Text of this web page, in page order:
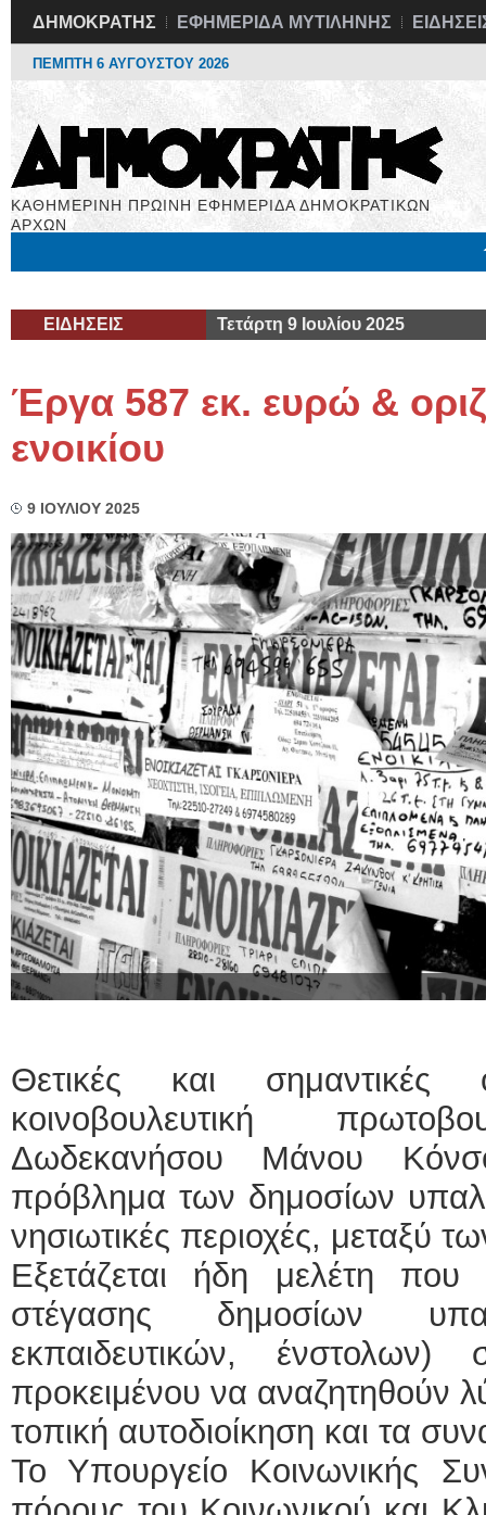
ΔΗΜΟΚΡΑΤΗΣ ΕΦΗΜΕΡΙΔΑ ΜΥΤΙΛΗΝΗΣ
ΠΕΜΠΤΗ 6 ΑΥΓΟΥΣΤΟΥ 2026
ΚΑΘΗΜΕΡΙΝΗ ΠΡΩΙΝΗ ΕΦΗΜΕΡΙΔΑ ΔΗΜΟΚΡΑΤΙΚΩΝ
ΑΡΧΩΝ
ΕΙΔΗΣΕΙΣ Τετάρτη 9 Ιουλίου 2025
Έργα 587 εκ. ευρώ &
ενοικίου
9 ΙΟΥΛΙΟΥ 2025
Θετικές και
κοινοβουλευτική
Δωδεκανήσου Μάνου
πρόβλημα των δημοσίων
νησιωτικές περιοχές, μεταξύ
Εξετάζεται ήδη μελέτη που
στέγασης δημοσίων
εκπαιδευτικών, ένστολων)
προκειμένου να αναζητηθούν
τοπική αυτοδιοίκηση και τα
Το Υπουργείο Κοινωνικής